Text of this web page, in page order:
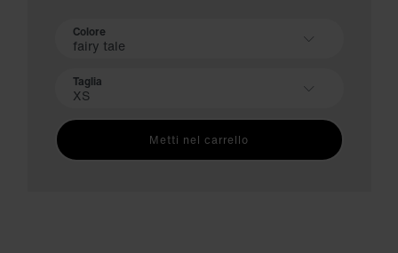
Colore
fairy tale
Taglia
XS
Metti nel carrello